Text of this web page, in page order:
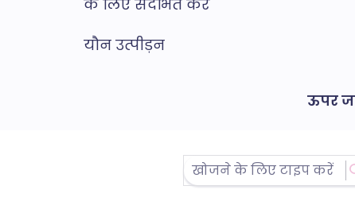
के लिए संदर्भित करें
यौन उत्पीड़न
ऊपर